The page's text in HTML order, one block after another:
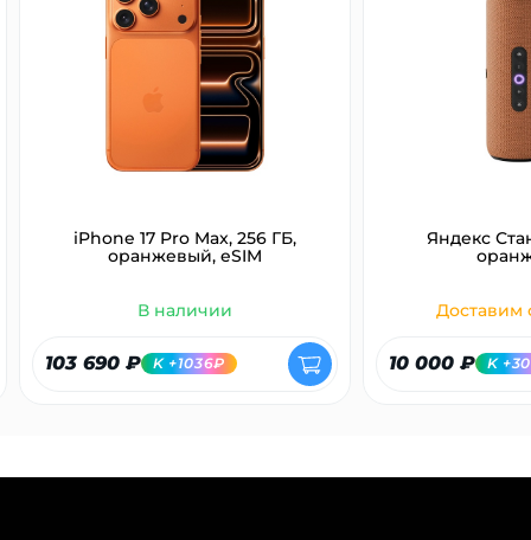
iPhone 17 Pro Max, 256 ГБ,
оранжевый, eSIM
В наличии
103 690 ₽ K +1036₽
Яндекс
Доставим
10 000 ₽ K